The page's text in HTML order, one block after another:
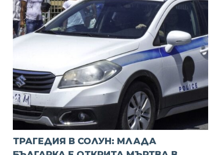
ТРАГЕДИЯ В СОЛУН: МЛАДА